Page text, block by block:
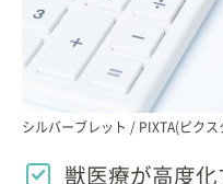
シルバーブレット / PIXTA(ピクス
獣医療が高度